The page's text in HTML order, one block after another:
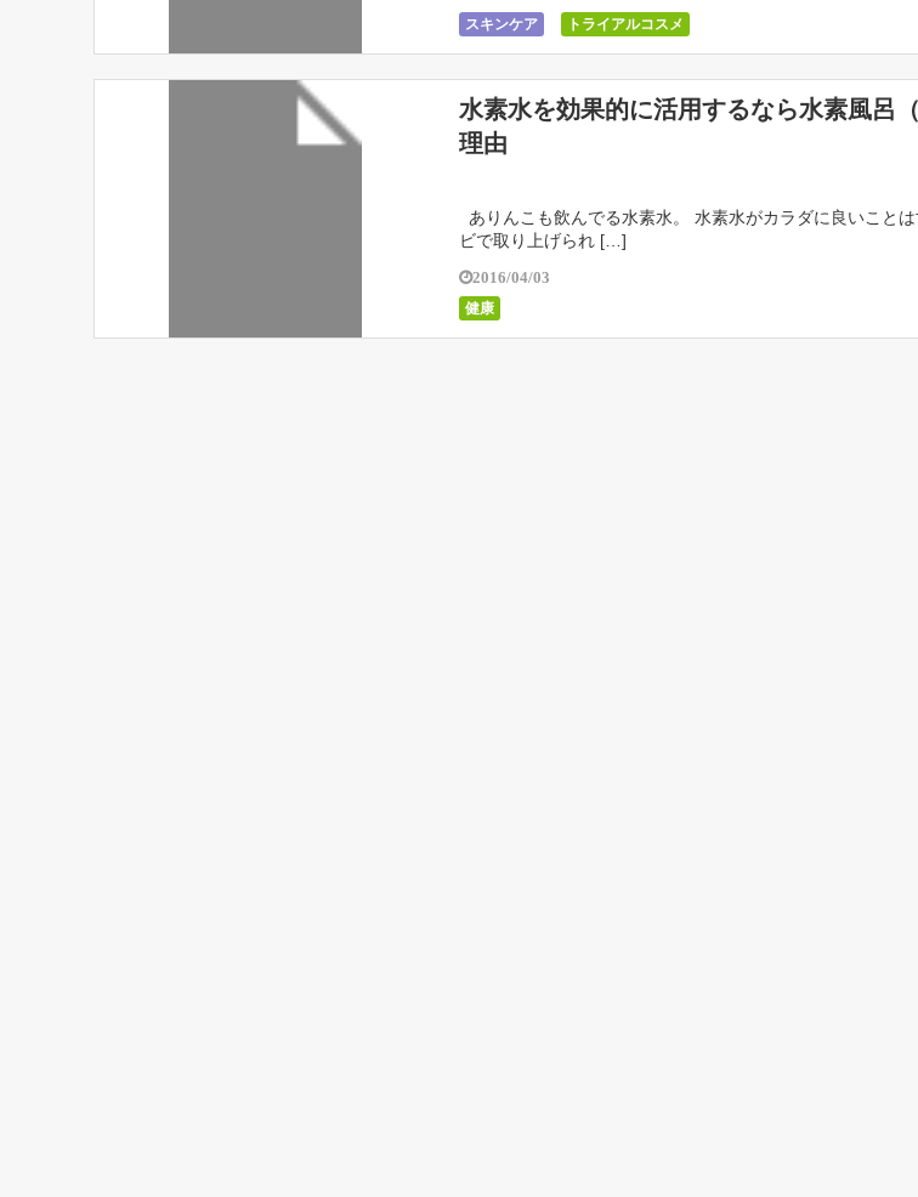
スキンケア トライアルコスメ
水素水を効果的に活用するなら水素風呂
理由
ありんこも飲んでる水素水。 水素水がカラダに良いこと
ビで取り上げられ […]
2016/04/03
健康